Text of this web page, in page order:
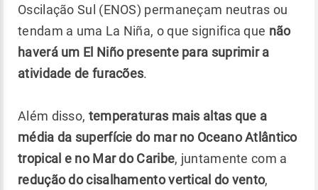
Oscilação Sul (ENOS) permaneçam neutras ou
tendam a uma La Niña, o que significa que não
haverá um El Niño presente para suprimir a
atividade de furacões.
Além disso, temperaturas mais altas que a
média da superfície do mar no Oceano Atlântico
tropical e no Mar do Caribe, juntamente com a
redução do cisalhamento vertical do vento,